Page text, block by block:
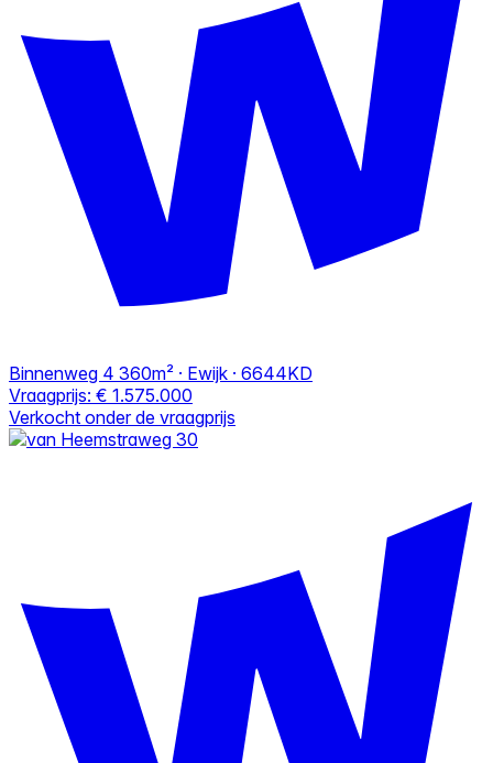
Binnenweg 4 360m² · Ewijk · 6644KD
Vraagprijs: € 1.575.000
Verkocht onder de vraagprijs